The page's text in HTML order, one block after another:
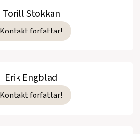
Torill Stokkan
Kontakt forfattar!
Erik Engblad
Kontakt forfattar!